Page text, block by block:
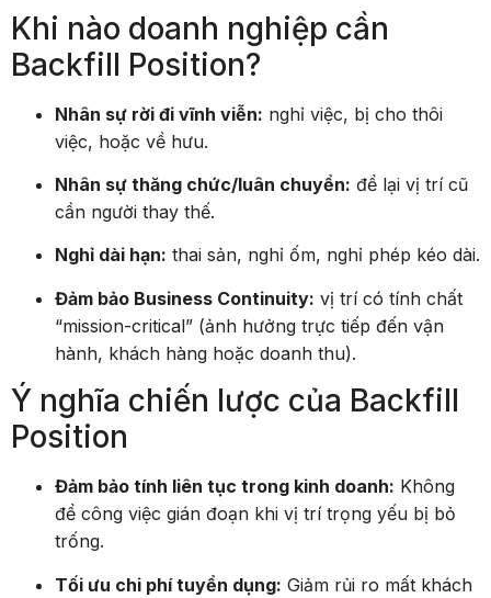
Khi nào doanh nghiệp cần
Backfill Position?
Nhân sự rời đi vĩnh viễn: nghỉ việc, bị cho thôi
việc, hoặc về hưu.
Nhân sự thăng chức/luân chuyển: để lại vị trí cũ
cần người thay thế.
Nghỉ dài hạn: thai sản, nghỉ ốm, nghỉ phép kéo dài.
Đảm bảo Business Continuity: vị trí có tính chất
“mission-critical” (ảnh hưởng trực tiếp đến vận
hành, khách hàng hoặc doanh thu).
Ý nghĩa chiến lược của Backfill
Position
Đảm bảo tính liên tục trong kinh doanh: Không
để công việc gián đoạn khi vị trí trọng yếu bị bỏ
trống.
Tối ưu chi phí tuyển dụng: Giảm rủi ro mất khách